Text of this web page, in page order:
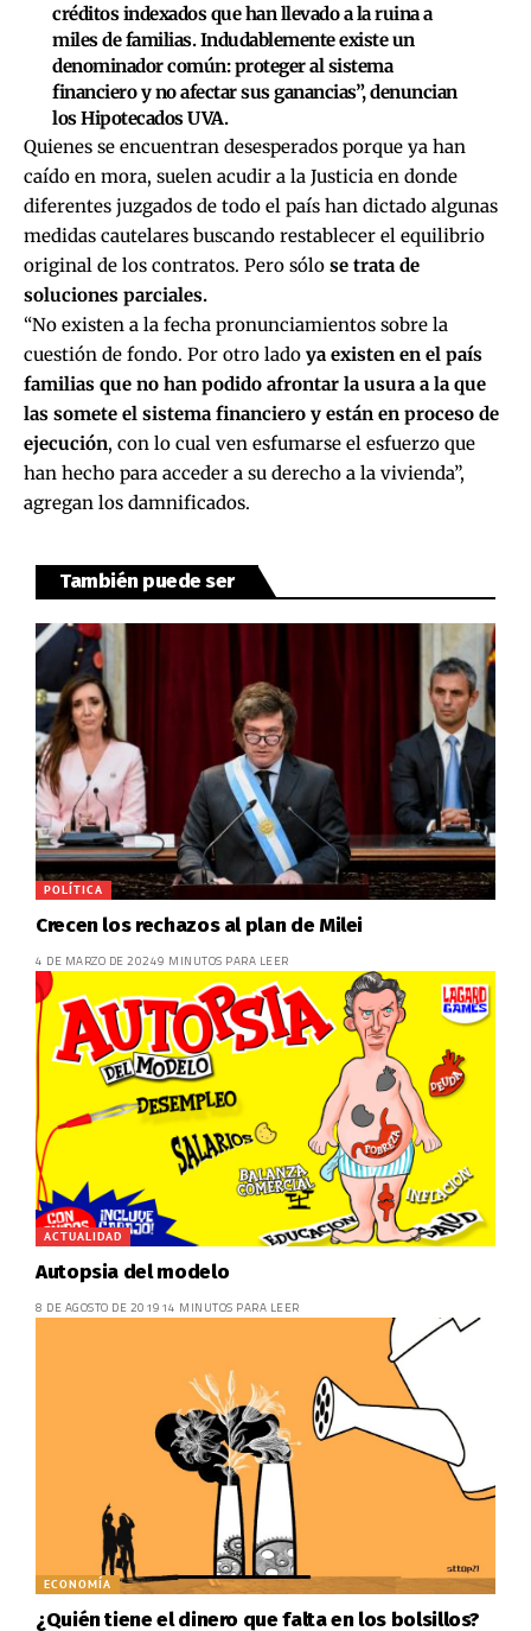
créditos indexados que han llevado a la ruina a
miles de familias. Indudablemente existe un
denominador común: proteger al sistema
financiero y no afectar sus ganancias”, denuncian
los Hipotecados UVA.
Quienes se encuentran desesperados porque ya han
caído en mora, suelen acudir a la Justicia en donde
diferentes juzgados de todo el país han dictado algunas
medidas cautelares buscando restablecer el equilibrio
original de los contratos. Pero sólo se trata de
soluciones parciales.
“No existen a la fecha pronunciamientos sobre la
cuestión de fondo. Por otro lado ya existen en el país
familias que no han podido afrontar la usura a la que
las somete el sistema financiero y están en proceso de
ejecución, con lo cual ven esfumarse el esfuerzo que
han hecho para acceder a su derecho a la vivienda”,
agregan los damnificados.
También puede ser
POLÍTICA
Crecen los rechazos al plan de Milei
4 DE MARZO DE 20249 MINUTOS PARA LEER
ACTUALIDAD
Autopsia del modelo
8 DE AGOSTO DE 2019 14 MINUTOS PARA LEER
ECONOMÍA
¿Quién tiene el dinero que falta en los bolsillos?